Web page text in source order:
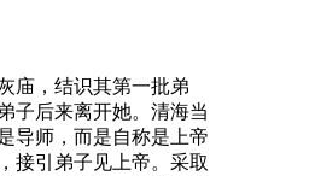
庙，结识其第一批弟
子后来离开她。清海当
导师，而是自称是上帝
接引弟子见上帝。采取